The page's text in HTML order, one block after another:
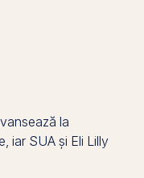
la
iar SUA și Eli Lilly